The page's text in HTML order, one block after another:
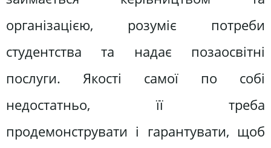
організацією, розуміє потреби
студентства та надає позаосвітні
послуги. Якості самої по собі
недостатньо, її треба
продемонструвати і гарантувати, щоб